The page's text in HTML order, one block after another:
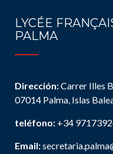
LYCÉE
PALMA
Dirección:Carrer Illes
07014 Palma, Islas
teléfono: +34
Email: